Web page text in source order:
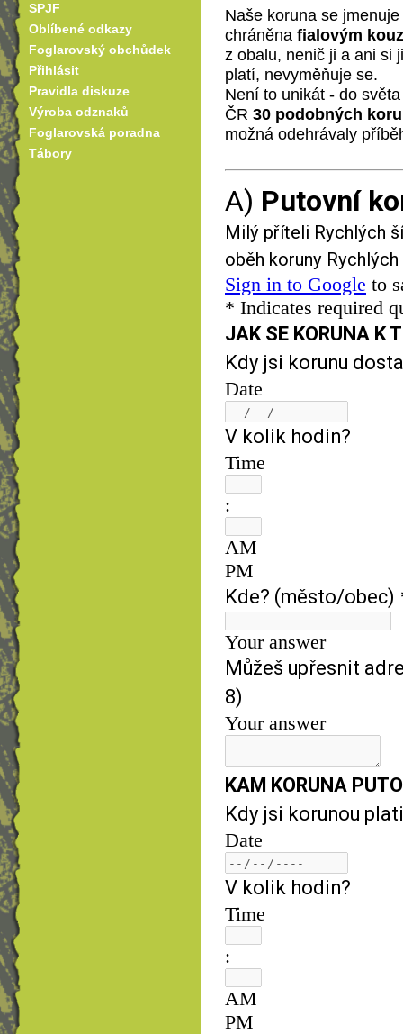
Naše koruna se jmenuje
chráněna fialovým
z obalu, nenič ji a ani si
platí, nevyměňuje se.
Není to unikát - do
ČR 30 podobných
možná odehrávaly
SPJF
Oblíbené odkazy
Foglarovský obchůdek
Přihlásit
Pravidla diskuze
Výroba odznaků
Foglarovská poradna
Tábory